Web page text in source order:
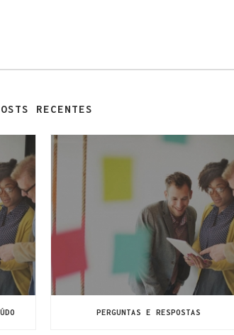
RECENTES
PERGUNTAS E RESPOSTAS